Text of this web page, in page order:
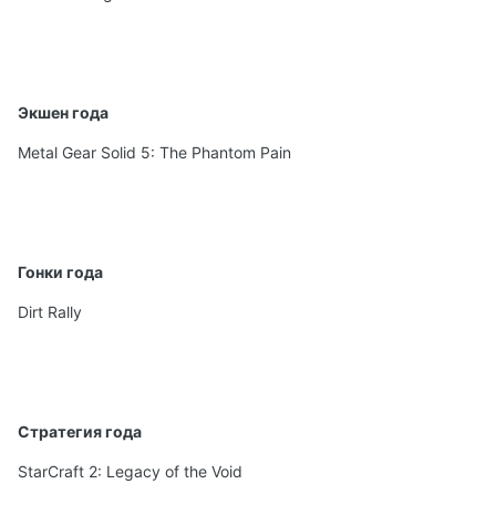
Экшен года
Metal Gear Solid 5: The Phantom Pain
Гонки года
Dirt Rally
Стратегия года
StarCraft 2: Legacy of the Void